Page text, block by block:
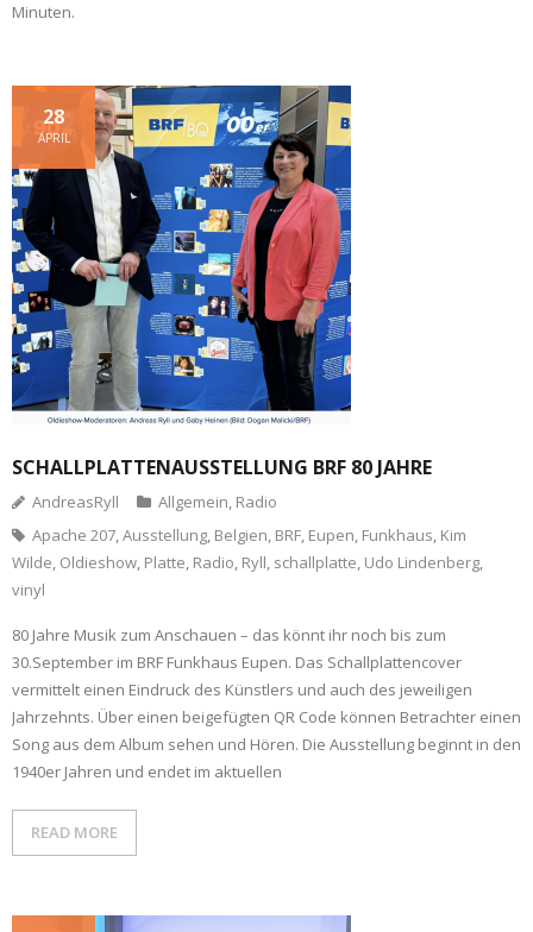
Minuten.
SCHALLPLATTENAUSSTELLUNG BRF 80 JAHRE
28
APRIL
AndreasRyll Allgemein, Radio
Apache 207,Ausstellung, Belgien, BRF, Eupen, Funkhaus, Kim
Wilde, Oldieshow, Platte, Radio, Ryll, schallplatte, Udo Lindenberg,
vinyl
80 Jahre Musik zum Anschauen – das könnt ihr noch bis zum
30.September im BRF Funkhaus Eupen. Das Schallplattencover
vermittelt einen Eindruck des Künstlers und auch des jeweiligen
Jahrzehnts. Über einen beigefügten QR Code können Betrachter einen
Song aus dem Album sehen und Hören. Die Ausstellung beginnt in den
1940er Jahren und endet im aktuellen
READ MORE